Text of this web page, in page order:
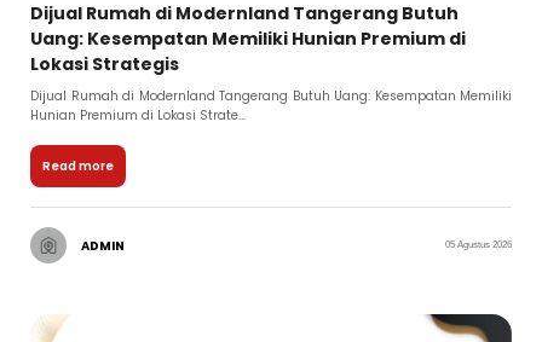
Dijual Rumah di Modernland Tangerang Butuh
Uang: Kesempatan Memiliki Hunian Premium di
Lokasi Strategis
Dijual Rumah di Modernland Tangerang Butuh Uang: Kesempatan Memiliki
Hunian Premium di Lokasi Strate...
Read more
ADMIN 05 Agustus 2026